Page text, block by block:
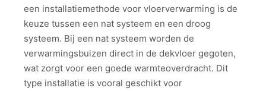
een installatiemethode voor vloerverwarming is de
keuze tussen een nat systeem en een droog
systeem. Bij een nat systeem worden de
verwarmingsbuizen direct in de dekvloer gegoten,
wat zorgt voor een goede warmteoverdracht. Dit
type installatie is vooral geschikt voor